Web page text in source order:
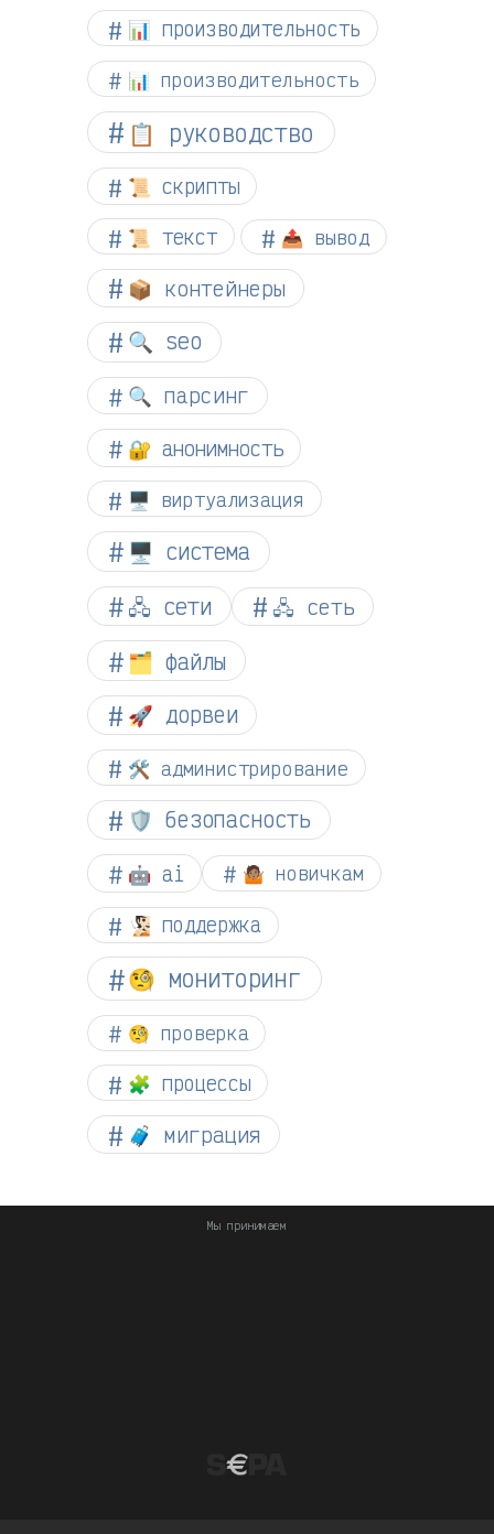
📊 производительность
📊 производительность
📋 руководство
📜 скрипты
📜 текст 📤 вывод
📦 контейнеры
🔍 seo
🔍 парсинг
🔐 анонимность
🖥️ виртуализация
🖥️ система
🖧 сети
🖧 сеть
🗂️ файлы
🚀 дорвеи
🛠️ администрирование
🛡️ безопасность
🤖 ai 🤷🏽 новичкам
🧏🏻 поддержка
🧐 мониторинг
🧐 проверка
🧩 процессы
🧳 миграция
Мы принимаем